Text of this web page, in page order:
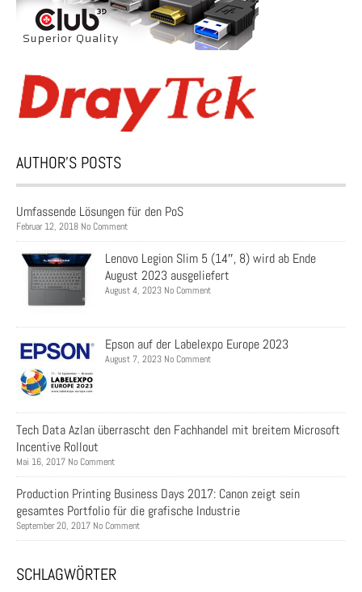
AUTHOR’S POSTS
Umfassende Lösungen für den PoS
Februar 12, 2018 No Comment
Lenovo Legion Slim 5 (14″, 8) wird ab Ende
August 2023 ausgeliefert
August 4, 2023 No Comment
Epson auf der Labelexpo Europe 2023
August 7, 2023 No Comment
Tech Data Azlan überrascht den Fachhandel mit breitem Microsoft
Incentive Rollout
Mai 16, 2017 No Comment
Production Printing Business Days 2017: Canon zeigt sein
gesamtes Portfolio für die grafische Industrie
September 20, 2017 No Comment
SCHLAGWÖRTER